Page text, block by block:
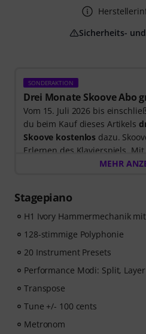
SONDERAKTION
Drei Monate Skoove Abo
Vom 15. Juli 2026 bis
du beim Kauf dieses Artikels
Skoove kostenlos dazu.
Erlernen des Klavierspiels.
dir beim Spielen zuhört, und
den Freischaltcode
Das Skoove-Abo endet nach
Kreditkarte erforderlich.
MEHR
Stagepiano
H1 Ivory Hammermechanik
128-stimmige Polyphonie
20 Instrument Presets
Performance Modi: Split,
Transpose
Tune +/- 100 cents
Metronom
Sicherheits-